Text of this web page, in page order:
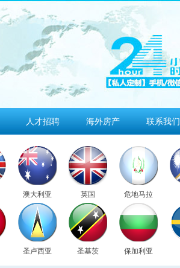
人才招聘 海外房产 联系我们
澳大利亚 英国 危地马拉
圣卢西亚 圣基茨 保加利亚